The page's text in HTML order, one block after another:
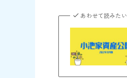
あわせて読みたい